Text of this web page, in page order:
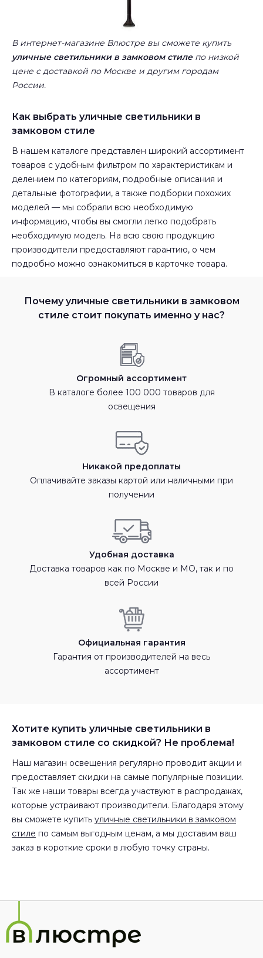
В интернет-магазине Влюстре вы сможете купить
уличные светильники в замковом стилепо низкой
цене с доставкой по Москве и другим городам
России.
Как выбрать уличные светильники в
замковом стиле
В нашем каталоге представлен широкий ассортимент
товаров с удобным фильтром по характеристикам и
делением по категориям, подробные описания и
детальные фотографии, а также подборки похожих
моделей — мы собрали всю необходимую
информацию, чтобы вы смогли легко подобрать
необходимую модель. На всю свою продукцию
производители предоставляют гарантию, о чем
подробно можно ознакомиться в карточке товара.
Почему уличные светильники в замковом
стиле стоит покупать именно у нас?
Огромный ассортимент
В каталоге более 100 000 товаров для
освещения
Никакой предоплаты
Оплачивайте заказы картой или наличными при
получении
Удобная доставка
Доставка товаров как по Москве и МО, так и по
всей России
Официальная гарантия
Гарантия от производителей на весь
ассортимент
Хотите купить уличные светильники в
замковом стиле со скидкой? Не проблема!
Наш магазин освещения регулярно проводит акции и
предоставляет скидки на самые популярные позиции.
Так же наши товары всегда участвуют в распродажах,
которые устраивают производители. Благодаря этому
вы сможете купить уличные светильники в замковом
стиле по самым выгодным ценам, а мы доставим ваш
заказ в короткие сроки в любую точку страны.